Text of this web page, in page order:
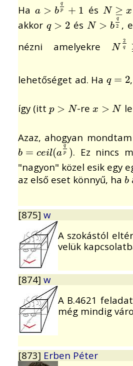
Haa > b
q
p
+ 1
a >b qp +1 és N ≥ x
N≥ x= a
akkor q > 2
q >2 és N > b
q
2
N> bq2 ,
nézni amelyekre
N
2
q
N2q
lehetőséget ad. Haq = 2
q =2
így (itt p > N
p >N -re x > N
x>N
Azaz, ahogyan
b = ceil(a
q
p
)
b =c eil(aqp) . Ez nincs
"nagyon" közel esik egy
az első eset könnyű, ha b
b
[875] w
A szokástól
velük
[874] w
A B.4621
még mindig
[873] Erben Péter